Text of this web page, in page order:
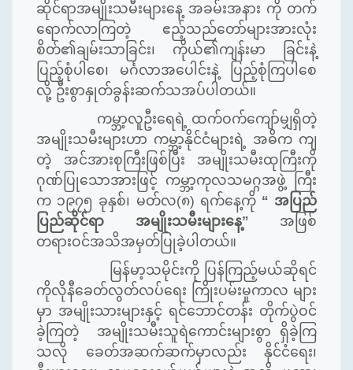
ဆိုင်ရာအမျိုးသမီးများနေ့ အခမ်းအနား ကို တက်
ရောက်လာကြတဲ့ ဧည့်သည်တော်များအားလုံး
စိတ်၏ချမ်းသာခြင်း၊ ကိုယ်၏ကျန်းမာ ခြင်းနဲ့
ပြည့်စုံပါစေ၊ မင်္ဂလာအပေါင်းနဲ့ ပြည့်စုံကြပါစေ
လို့ ဦးစွာနှုတ်ခွန်းဆက်သအပ်ပါတယ်။
ကမ္ဘာ့လူဦးရေရဲ့ ထက်ဝက်ကျော်မျှရှိတဲ့
အမျိုးသမီးများဟာ ကမ္ဘာ့နိုင်ငံများရဲ့ အဓိက ကျ
တဲ့ အင်အားစုကြီးဖြစ်ပြီး အမျိုးသမီးထုကြီးကို
ဂုဏ်ပြုသောအားဖြင့် ကမ္ဘာ့ကုလသမဂ္ဂအဖွဲ့ ကြီး
က ၁၉၇၅ ခုနှစ်၊ မတ်လ(၈) ရက်နေ့ကို “ အပြည်
ပြည်ဆိုင်ရာ အမျိုးသမီးများနေ့” အဖြစ်
တရားဝင်အသိအမှတ်ပြုခဲ့ပါတယ်။
မြန်မာ့သမိုင်းကို ပြန်ကြည့်မယ်ဆိုရင်
ကိုလိုနီခေတ်လွတ်လပ်ရေး ကြိုးပမ်းမှုကာလ များ
မှာ အမျိုးသားများနှင့် ရင်ဘောင်တန်း တိုက်ပွဲဝင်
ခဲ့ကြတဲ့ အမျိုးသမီးသူရဲကောင်းများစွာ ရှိခဲ့ကြ
သလို ခေတ်အဆက်ဆက်မှာလည်း နိုင်ငံရေး၊